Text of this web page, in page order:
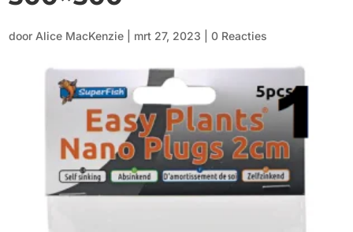
door Alice MacKenzie mrt 27, 2023 |0 Reacties